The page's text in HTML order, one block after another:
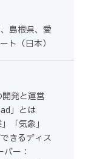
島根県、愛
ト（日本）
発と運営
ad」とは
「気象」
きるディス
ー：